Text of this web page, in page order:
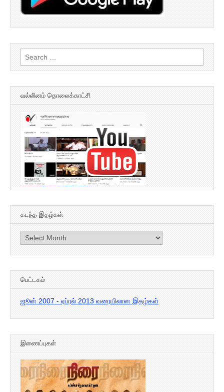
Search
for:
வல்லினம் தொலைக்காட்சி
கடந்த இதழ்கள்
கடந்த
இதழ்கள்
பெட்டகம்
ஜூன் 2007 - ஏப்ரல் 2013 வரையிலான இதழ்கள்
இணைப்புகள்